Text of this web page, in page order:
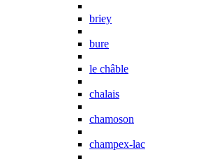
briey
bure
le châble
chalais
chamoson
champex-lac